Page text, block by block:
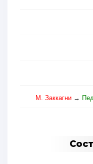
М. Заккагни →